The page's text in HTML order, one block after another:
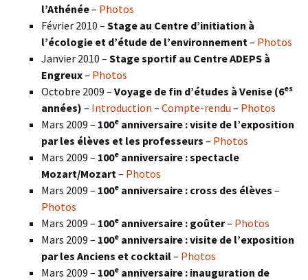
l’Athénée– Photos
Février 2010 – Stage au Centre d’initiation à
l’écologie et d’étude de l’environnement – Photos
Janvier 2010 – Stage sportif au Centre ADEPS à
Engreux– Photos
Octobre 2009 – Voyage de fin d’études à Venise (6es
années) – Introduction – Compte-rendu – Photos
Mars 2009 – 100e anniversaire : visite de l’exposition
par les élèves et les professeurs – Photos
Mars 2009 – 100e anniversaire : spectacle
Mozart/Mozart – Photos
Mars 2009 – 100e anniversaire : cross des élèves –
Photos
Mars 2009 – 100e anniversaire : goûter– Photos
Mars 2009 – 100e anniversaire : visite de l’exposition
par les Anciens et cocktail– Photos
Mars 2009 – 100e anniversaire : inauguration de